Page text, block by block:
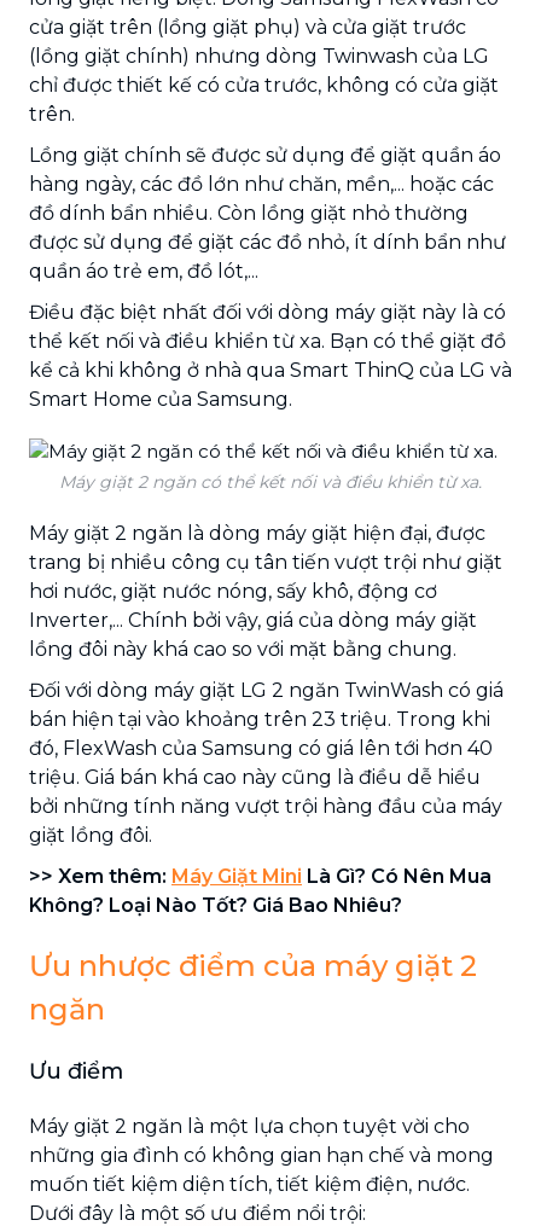
cửa giặt trên (lồng giặt phụ) và cửa giặt trước
(lồng giặt chính) nhưng dòng Twinwash của LG
chỉ được thiết kế có cửa trước, không có cửa giặt
trên.
Lồng giặt chính sẽ được sử dụng để giặt quần áo
hàng ngày, các đồ lớn như chăn, mền,... hoặc các
đồ dính bẩn nhiều. Còn lồng giặt nhỏ thường
được sử dụng để giặt các đồ nhỏ, ít dính bẩn như
quần áo trẻ em, đồ lót,...
Điều đặc biệt nhất đối với dòng máy giặt này là có
thể kết nối và điều khiển từ xa. Bạn có thể giặt đồ
kể cả khi không ở nhà qua Smart ThinQ của LG và
Smart Home của Samsung.
Máy giặt 2 ngăn có thể kết nối và điều khiển từ xa.
Máy giặt 2 ngăn là dòng máy giặt hiện đại, được
trang bị nhiều công cụ tân tiến vượt trội như giặt
hơi nước, giặt nước nóng, sấy khô, động cơ
Inverter,... Chính bởi vậy, giá của dòng máy giặt
lồng đôi này khá cao so với mặt bằng chung.
Đối với dòng máy giặt LG 2 ngăn TwinWash có giá
bán hiện tại vào khoảng trên 23 triệu. Trong khi
đó, FlexWash của Samsung có giá lên tới hơn 40
triệu. Giá bán khá cao này cũng là điều dễ hiểu
bởi những tính năng vượt trội hàng đầu của máy
giặt lồng đôi.
>> Xem thêm: Máy Giặt Mini Là Gì? Có Nên Mua
Không? Loại Nào Tốt? Giá Bao Nhiêu?
Ưu nhược điểm của máy giặt 2
ngăn
Ưu điểm
Máy giặt 2 ngăn là một lựa chọn tuyệt vời cho
những gia đình có không gian hạn chế và mong
muốn tiết kiệm diện tích, tiết kiệm điện, nước.
Dưới đây là một số ưu điểm nổi trội: